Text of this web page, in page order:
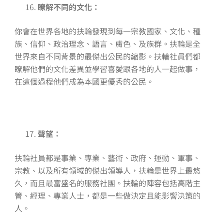
瞭解不同的文化：
你會在世界各地的扶輪發現到每一宗教國家、文化、種
族、信仰、政治理念、語言、膚色、及族群。扶輪是全
世界來自不同背景的最傑出公民的縮影。扶輪社員們都
瞭解他們的文化差異並學習喜愛跟各地的人一起做事，
在這個過程他們成為本國更優秀的公民。
聲望：
扶輪社員都是事業、專業、藝術、政府、運動、軍事、
宗教、以及所有領域的傑出領導人，扶輪是世界上最悠
久，而且最富盛名的服務社團。扶輪的陣容包括高階主
管、經理、專業人士，都是一些做決定且能影響決策的
人。